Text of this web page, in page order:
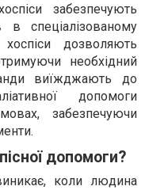
забезпечують
в спеціалізованому
дозволяють
необхідний
виїжджають до
допомоги
забезпечуючи
допомоги?
коли людина